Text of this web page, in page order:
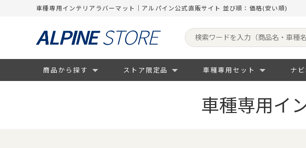
車種専用インテリアラバーマット｜アルパイン公式直販サイト 並び順：価格(安い順)
商品から探す ストア限定品 車種専用セット ナ
車種専用イ